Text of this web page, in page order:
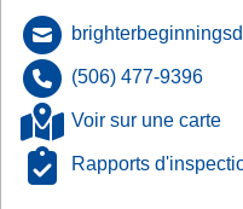
(506) 477-9396
Voir sur une carte
Rapports